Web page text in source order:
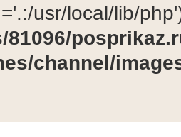
usr/local/lib/
channel/